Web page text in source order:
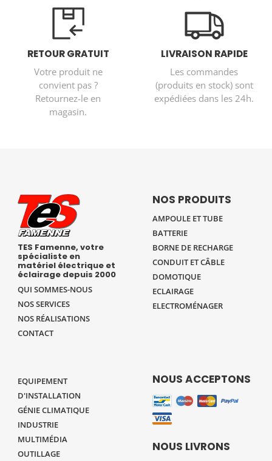
RETOUR GRATUIT
Votre produit ne
convient pas ?
Retournez-le en
magasin.
LIVRAISON RAPIDE
Les commandes
(produits en stock) sont
expédiées dans les 24h.
TES Famenne, votre
spécialiste en
matériel électrique et
éclairage depuis 2000
QUI SOMMES-NOUS
NOS SERVICES
NOS RÉALISATIONS
CONTACT
NOS PRODUITS
AMPOULE ET TUBE
BATTERIE
BORNE DE RECHARGE
CONDUIT ET CÂBLE
DOMOTIQUE
ECLAIRAGE
ELECTROMÉNAGER
EQUIPEMENT
D'INSTALLATION
GÉNIE CLIMATIQUE
INDUSTRIE
MULTIMÉDIA
OUTILLAGE
NOUS ACCEPTONS
NOUS LIVRONS